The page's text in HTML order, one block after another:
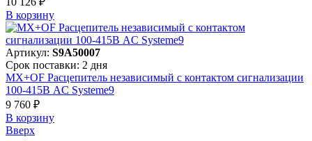
В корзинy
Артикул: S9A50007
Срок поставки: 2 дня
MX+OF Расцепитель независимый с контактом сигнализации
100-415В AC Systeme9
9 760 ₽
В корзинy
Вверх